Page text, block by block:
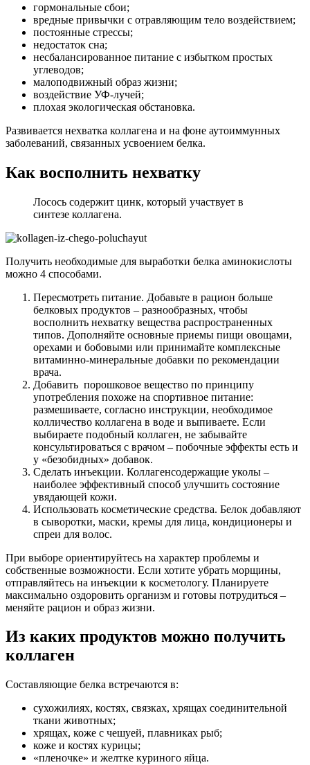
гормональные сбои;
вредные привычки с отравляющим тело воздействием;
постоянные стрессы;
недостаток сна;
несбалансированное питание с избытком простых
углеводов;
малоподвижный образ жизни;
воздействие УФ-лучей;
плохая экологическая обстановка.
Развивается нехватка коллагена и на фоне аутоиммунных
заболеваний, связанных усвоением белка.
Как восполнить нехватку
Лосось содержит цинк, который участвует в
синтезе коллагена.
Получить необходимые для выработки белка аминокислоты
можно 4 способами.
Пересмотреть питание. Добавьте в рацион больше
белковых продуктов – разнообразных, чтобы
восполнить нехватку вещества распространенных
типов. Дополняйте основные приемы пищи овощами,
орехами и бобовыми или принимайте комплексные
витаминно-минеральные добавки по рекомендации
врача.
Добавить порошковое вещество по принципу
употребления похоже на спортивное питание:
размешиваете, согласно инструкции, необходимое
колличество коллагена в воде и выпиваете. Если
выбираете подобный коллаген, не забывайте
консультироваться с врачом – побочные эффекты есть и
у «безобидных» добавок.
Сделать инъекции. Коллагенсодержащие уколы –
наиболее эффективный способ улучшить состояние
увядающей кожи.
Использовать косметические средства. Белок добавляют
в сыворотки, маски, кремы для лица, кондиционеры и
спреи для волос.
При выборе ориентируйтесь на характер проблемы и
собственные возможности. Если хотите убрать морщины,
отправляйтесь на инъекции к косметологу. Планируете
максимально оздоровить организм и готовы потрудиться –
меняйте рацион и образ жизни.
Из каких продуктов можно получить
коллаген
Составляющие белка встречаются в:
сухожилиях, костях, связках, хрящах соединительной
ткани животных;
хрящах, коже с чешуей, плавниках рыб;
коже и костях курицы;
«пленочке» и желтке куриного яйца.